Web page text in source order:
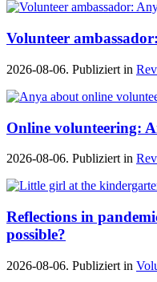
Volunteer
2026-08-06. Publiziert in
Online volunteering:
2026-08-06. Publiziert in
Reflections in
possible?
2026-08-06. Publiziert in